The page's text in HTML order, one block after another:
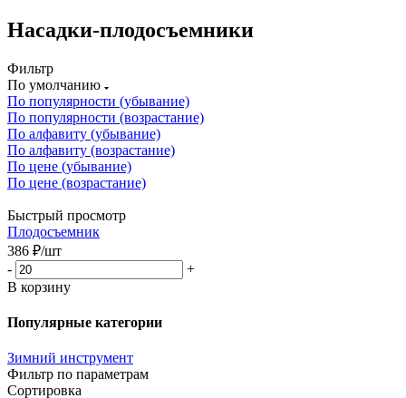
Насадки-плодосъемники
Фильтр
По умолчанию
По популярности (убывание)
По популярности (возрастание)
По алфавиту (убывание)
По алфавиту (возрастание)
По цене (убывание)
По цене (возрастание)
Быстрый просмотр
Плодосъемник
386 ₽/шт
-
+
В корзину
Популярные категории
Зимний инструмент
Фильтр по параметрам
Сортировка